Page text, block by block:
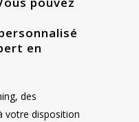
en
des
votre disposition